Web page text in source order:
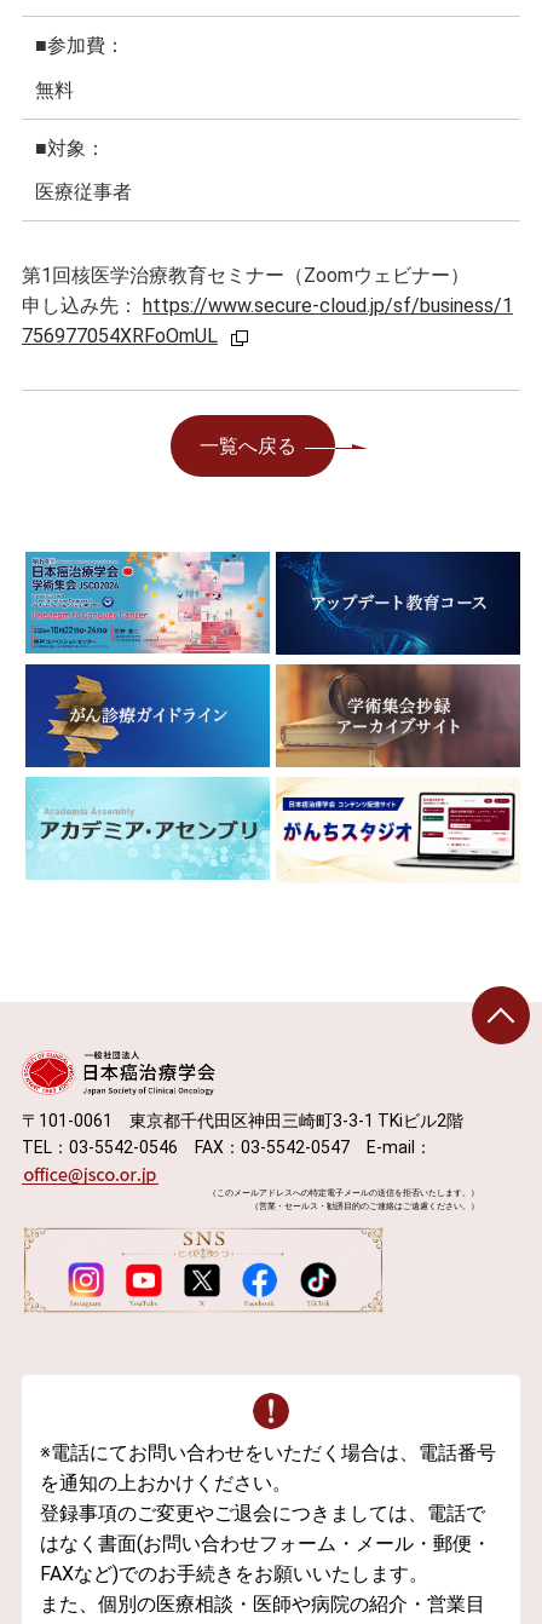
■参加費：
無料
■対象：
医療従事者
第1回核医学治療教育セミナー（Zoomウェビナー）
申し込み先：
https://www.secure-cloud.jp/sf/business/1
756977054XRFoOmUL
一覧へ戻る
〒101-0061 東京都千代田区神田三崎町3-3-1 TKiビル2階
TEL：03-5542-0546 FAX：03-5542-0547 E-mail：
（このメールアドレスへの特定電子メールの送信を拒否いたします。）
（営業・セールス・勧誘目的のご連絡はご遠慮ください。）
※電話にてお問い合わせをいただく場合は、電話番号
を通知の上おかけください。
登録事項のご変更やご退会につきましては、電話で
はなく書面(お問い合わせフォーム・メール・郵便・
FAXなど)でのお手続きをお願いいたします。
また、個別の医療相談・医師や病院の紹介・営業目